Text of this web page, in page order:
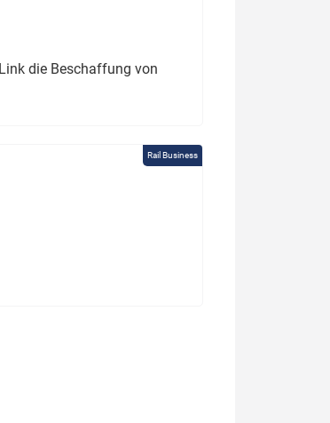
die Beschaffung von
Rail Business